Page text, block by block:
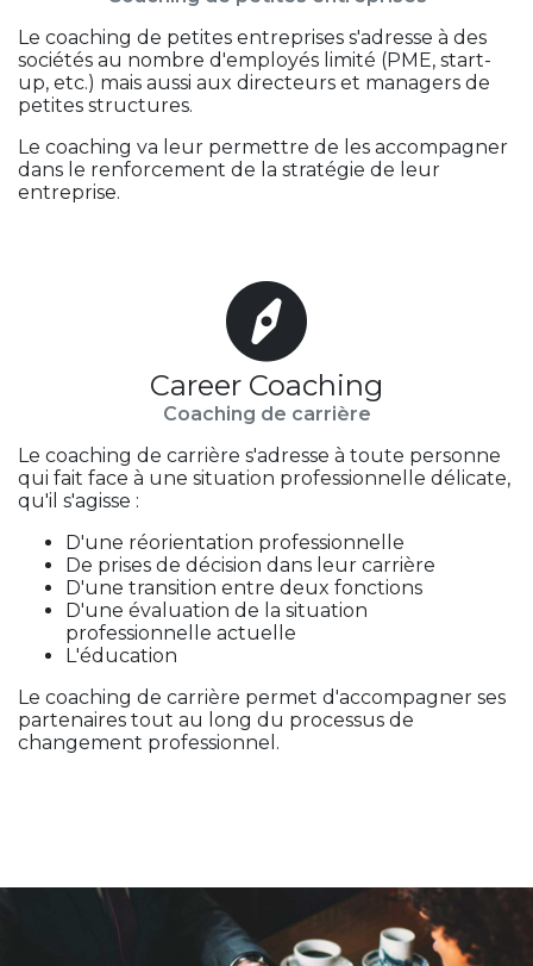
Le coaching de petites entreprises s'adresse à des
sociétés au nombre d'employés limité (PME, start-
up, etc.) mais aussi aux directeurs et managers de
petites structures.
Le coaching va leur permettre de les accompagner
dans le renforcement de la stratégie de leur
entreprise.
Career Coaching
Coaching de carrière
Le coaching de carrière s'adresse à toute personne
qui fait face à une situation professionnelle délicate,
qu'il s'agisse :
D'une réorientation professionnelle
De prises de décision dans leur carrière
D'une transition entre deux fonctions
D'une évaluation de la situation
professionnelle actuelle
L'éducation
Le coaching de carrière permet d'accompagner ses
partenaires tout au long du processus de
changement professionnel.